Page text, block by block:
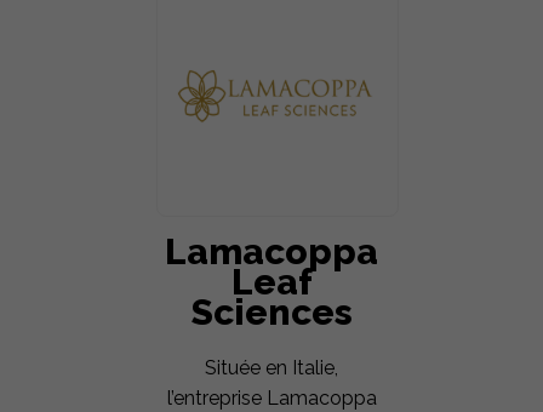
Lamacoppa
Leaf
Sciences
Située en Italie,
l’entreprise Lamacoppa